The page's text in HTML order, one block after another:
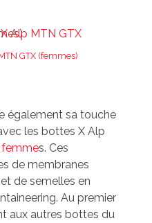
GTX (femmes)
également sa touche
les bottes X Alp
femmes. Ces
de membranes
de semelles en
Au premier
aux autres bottes du